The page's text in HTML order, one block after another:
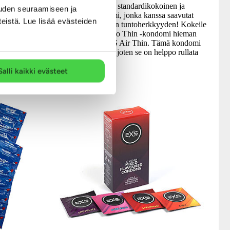
seuraamiseen ja
Lue lisää evästeiden
kaikki evästeet
myös
EXS Nano Thin on standardikokoinen ja
huippuohut kondomi, jonka kanssa saavutat
ennenkokemattoman tuntoherkkyyden! Kokeile
ja huomaa ero! Nano Thin -kondomi hieman
kapeampi kuin EXS Air Thin. Tämä kondomi
on malliltaan suora, joten se on helppo rullata
päälle.
7.99 €